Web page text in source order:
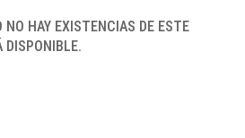
HAY EXISTENCIAS DE ESTE
DISPONIBLE.